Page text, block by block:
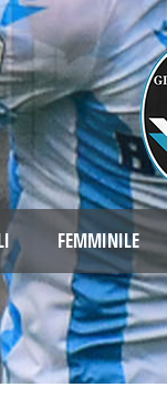
FEMMINILE